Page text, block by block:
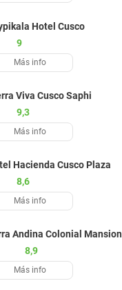
Hotel Cusco
9
Más info
Viva Cusco Saphi
9,3
Más info
Hacienda Cusco Plaza
8,6
Más info
Andina Colonial Mansion
8,9
Más info